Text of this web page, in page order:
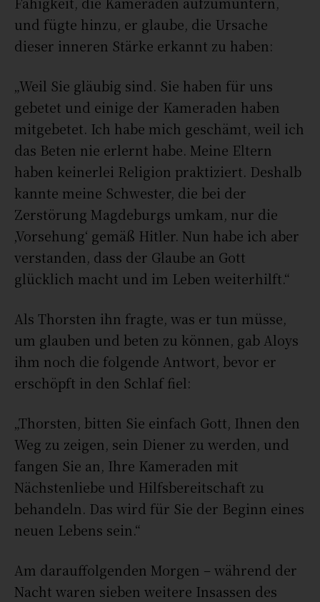
und fügte hinzu, er glaube, die Ursache
dieser inneren Stärke erkannt zu haben:
„Weil Sie gläubig sind. Sie haben für uns
gebetet und einige der Kameraden haben
mitgebetet. Ich habe mich geschämt, weil ich
das Beten nie erlernt habe. Meine Eltern
haben keinerlei Religion praktiziert. Deshalb
kannte meine Schwester, die bei der
Zerstörung Magdeburgs umkam, nur die
‚Vorsehung‘ gemäß Hitler. Nun habe ich aber
verstanden, dass der Glaube an Gott
glücklich macht und im Leben weiterhilft.“
Als Thorsten ihn fragte, was er tun müsse,
um glauben und beten zu können, gab Aloys
ihm noch die folgende Antwort, bevor er
erschöpft in den Schlaf fiel:
„Thorsten, bitten Sie einfach Gott, Ihnen den
Weg zu zeigen, sein Diener zu werden, und
fangen Sie an, Ihre Kameraden mit
Nächstenliebe und Hilfsbereitschaft zu
behandeln. Das wird für Sie der Beginn eines
neuen Lebens sein.“
Am darauffolgenden Morgen – während der
Nacht waren sieben weitere Insassen des